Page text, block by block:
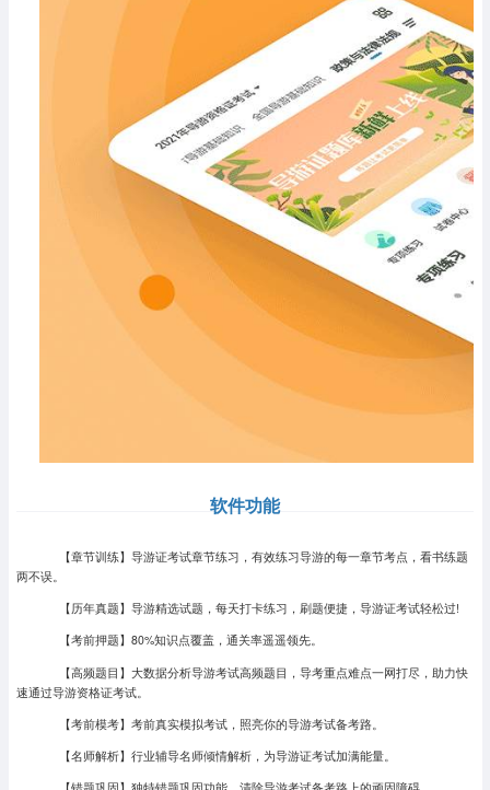
软件功能
【章节训练】导游证考试章节练习，有效练习导游的每一章节考点，看书练题
两不误。
【历年真题】导游精选试题，每天打卡练习，刷题便捷，导游证考试轻松过!
【考前押题】80%知识点覆盖，通关率遥遥领先。
【高频题目】大数据分析导游考试高频题目，导考重点难点一网打尽，助力快
速通过导游资格证考试。
【考前模考】考前真实模拟考试，照亮你的导游考试备考路。
【名师解析】行业辅导名师倾情解析，为导游证考试加满能量。